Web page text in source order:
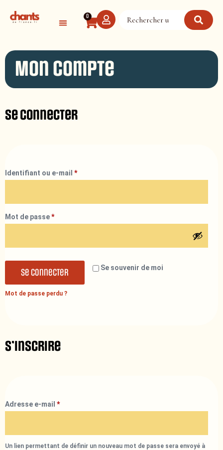
0
Mon compte
Se connecter
Identifiant ou e-mail *
Mot de passe*
Se souvenir de moi
Se connecter
Mot de passe perdu ?
S’inscrire
Adresse e-mail *
Un lien permettant de définir un nouveau mot de passe sera envoyé à